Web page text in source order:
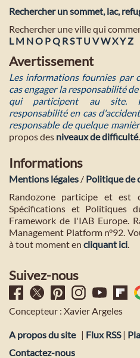
Rechercher un sommet, lac,
Rechercher une ville qui
L M NO PQ RST U VWXYZ
Avertissement
Les informations fournies par
cas engager la responsabilité
qui participent au site.
responsabilité en cas
responsable de quelque
propos des niveaux de difficulté.
Informations
Mentions légales / Politique de
Randozone participe et est
Spécifications et Politiques
Framework de l'IAB Europe.
Management Platform n°92.
à tout moment en cliquant ici.
Suivez-nous
Concepteur : Xavier Argeles
A propos du site | Flux RSS|
Contactez-nous